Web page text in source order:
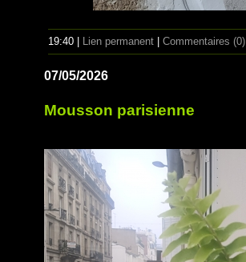
19:40 | Lien permanent Commentaires (0)
07/05/2026
Mousson parisienne